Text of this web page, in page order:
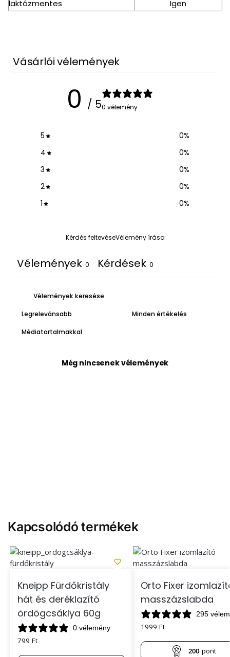
laktózmentes Igen
Vásárlói vélemények
0 / 50 vélemény
5 0%
4
0%
3
0%
2
0%
1
0%
Kérdés feltevéseVélemény írása
Vélemények 0 Kérdések 0
Médiatartalmakkal
Még nincsenek vélemények
Kapcsolódó termékek
Kneipp Fürdőkristály
hát és deréklazító
ördögcsáklya 60g
0 vélemény
799 Ft
Orto Fixer
masszázslabda
295
1999 Ft
200 pont